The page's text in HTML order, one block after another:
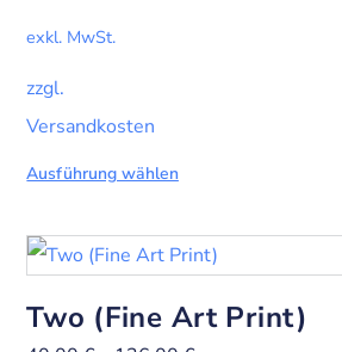
exkl. MwSt.
zzgl.
Versandkosten
Ausführung wählen
Two (Fine Art Print)